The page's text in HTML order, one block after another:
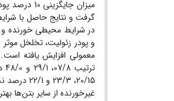
گرفت و نتایج حاصل با
در شرایط محیطی خورنده و
و پودر زئولیت، تخلخل
معمولی افزایش یافته
20/15،
غیرخورنده از سایر بتن‌ها